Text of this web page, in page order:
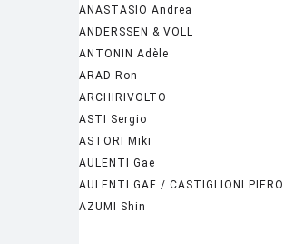
ANASTASIO Andrea
ANDERSSEN & VOLL
ANTONIN Adèle
ARAD Ron
ARCHIRIVOLTO
ASTI Sergio
ASTORI Miki
AULENTI Gae
AULENTI GAE / CASTIGLIONI PIERO
AZUMI Shin